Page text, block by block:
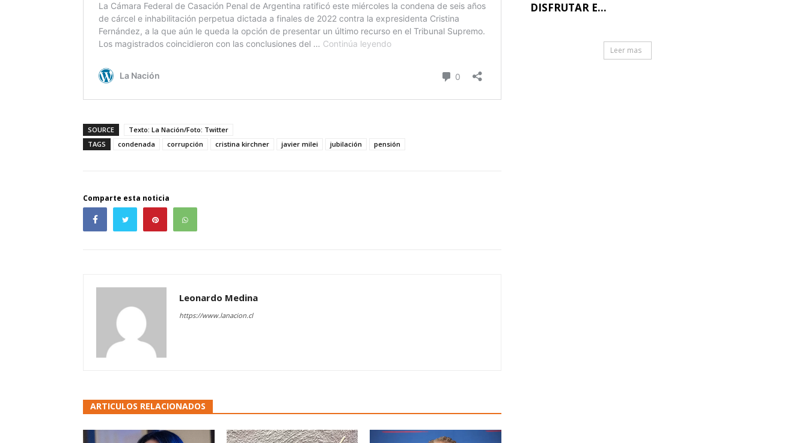
SOURCE
Texto: La Nación/Foto: Twitter
TAGS
condenada corrupción cristina kirchner javier milei jubilación pensión
Comparte esta noticia
Leonardo Medina
https://www.lanacion.cl
ARTICULOS RELACIONADOS
DISFRUTAR E...
Leer mas